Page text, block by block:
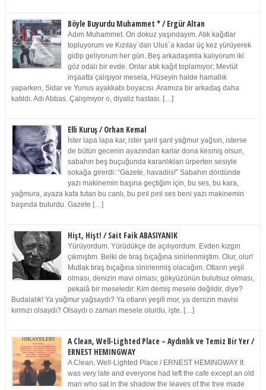
Böyle Buyurdu Muhammet * / Ergür Altan
Adım Muhammet. On dokuz yaşındayım. Atık kağıtlar
topluyorum ve Kızılay`dan Ulus`a kadar üç kez yürüyerek
gidip geliyorum her gün. Beş arkadaşımla kalıyorum iki
göz odalı bir evde. Onlar atık kağıt toplamıyor; Mevlüt
inşaatta çalışıyor mesela, Hüseyin halde hamallık
yaparken, Sidar ve Yunus ayakkabı boyacısı. Aramıza bir arkadaş daha
katıldı. Adı Abbas. Çalışmıyor o, diyaliz hastası. […]
Elli Kuruş / Orhan Kemal
İster lapa lapa kar, ister şarıl şarıl yağmur yağsın, isterse
de bütün gecenin ayazından karlar dona kesmiş olsun,
sabahın beş buçuğunda karanlıkları ürperten sesiyle
sokağa girerdi: “Gazete, havadiis!” Sabahın dördünde
yazı makinemin başına geçtiğim için, bu ses, bu kara,
yağmura, ayaza kafa tutan bu canlı, bu pırıl pırıl ses beni yazı makinemin
başında bulurdu. Gazete […]
Hişt, Hişt! / Sait Faik ABASIYANIK
Yürüyordum. Yürüdükçe de açılıyordum. Evden kızgın
çıkmıştım. Belki de tıraş bıçağına sinirlenmiştim. Olur, olur!
Mutlak tıraş bıçağına sinirlenmiş olacağım. Otların yeşil
olması, denizin mavi olması, gökyüzünün bulutsuz olması,
pekalâ bir meseledir. Kim demiş mesele değildir, diye?
Budalalık! Ya yağmur yağsaydı? Ya otların yeşili mor, ya denizin mavisi
kırmızı olsaydı? Olsaydı o zaman mesele olurdu, işte. […]
A Clean, Well-Lighted Place – Aydınlık ve Temiz Bir Yer /
ERNEST HEMINGWAY
A Clean, Well-Lighted Place / ERNEST HEMINGWAY It
was very late and everyone had left the cafe except an old
man who sat in the shadow the leaves of the tree made